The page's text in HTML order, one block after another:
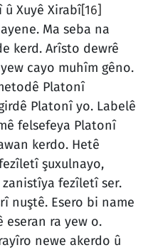
Xuyê Xirabî[16]
Ma seba na
kerd. Arîsto dewrê
cayo muhîm gêno.
Platonî
Platonî yo. Labelê
felsefeya Platonî
kerdo. Hetê
şuxulnayo,
fezîletî ser.
nuştê. Esero bi name
eseran ra yew o.
newe akerdo û